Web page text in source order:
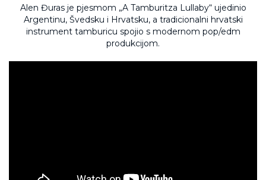
Alen Đuras je pjesmom „A Tamburitza Lullaby“ ujedinio
Argentinu, Švedsku i Hrvatsku, a tradicionalni hrvatski
instrument tamburicu spojio s modernom pop/edm
produkcijom.